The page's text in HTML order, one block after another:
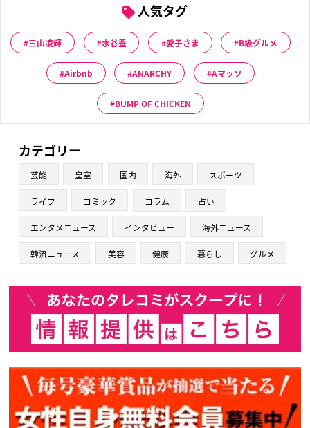
人気タグ
三山凌輝 水谷豊 愛子さま B級グルメ
Airbnb ANARCHY Aマッソ
BUMP OF CHICKEN
カテゴリー
芸能 皇室 国内 海外 スポーツ
ライフ コミック コラム 占い
エンタメニュース インタビュー 海外ニュース
韓流ニュース 美容 健康 暮らし グルメ